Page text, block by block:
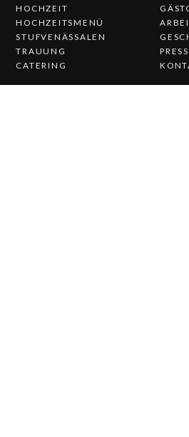
HOCHZEIT
HOCHZEITSMENÜ
STUFVENÄSSALEN
TRAUUNG
CATERING